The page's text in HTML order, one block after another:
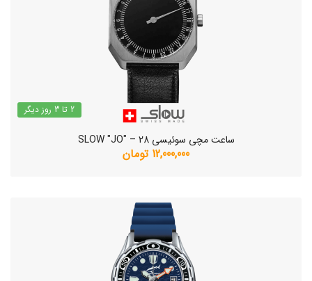
2 تا 3 روز دیگر
ساعت مچی سوئیسی SLOW "JO" – 28
12,000,000 تومان